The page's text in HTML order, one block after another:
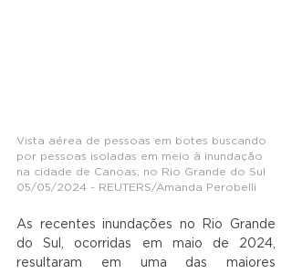
Vista aérea de pessoas em botes buscando
por pessoas isoladas em meio à inundação
na cidade de Canoas, no Rio Grande do Sul
05/05/2024 - REUTERS/Amanda Perobelli
As recentes inundações no Rio Grande
do Sul, ocorridas em maio de 2024,
resultaram em uma das maiores